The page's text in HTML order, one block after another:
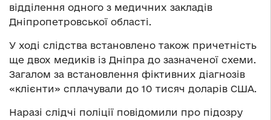
відділення одного з медичних закладів
Дніпропетровської області.
У ході слідства встановлено також причетність
ще двох медиків із Дніпра до зазначеної схеми.
Загалом за встановлення фіктивних діагнозів
«клієнти» сплачували до 10 тисяч доларів США.
Наразі слідчі поліції повідомили про підозру